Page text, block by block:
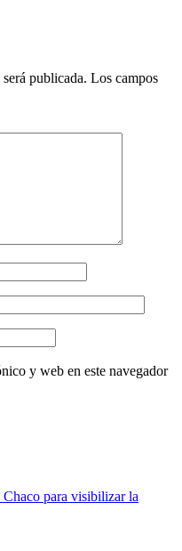
publicada. Los campos
y web en este navegador
Chaco para visibilizar la